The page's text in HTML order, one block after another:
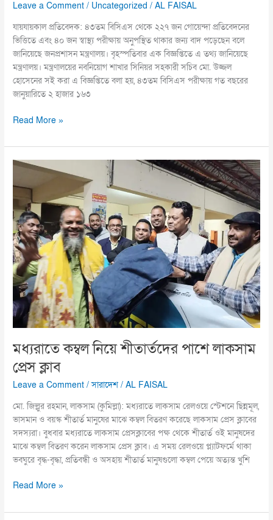
Leave a Comment / Uncategorized /AL FAISAL
যায়যায়কাল প্রতিবেদক: ৪৩তম বিসিএস থেকে ২২৭ জন গোয়েন্দা প্রতিবেদনের
ভিত্তিতে এবং ৪০ জন স্বাস্থ্য পরীক্ষায় অনুপস্থিত থাকার জন্য বাদ পড়েছেন বলে
জানিয়েছে জনপ্রশাসন মন্ত্রণালয়। বৃহস্পতিবার এক বিজ্ঞপ্তিতে এ তথ্য জানিয়েছে
মন্ত্রণালয়। মন্ত্রণালয়ের নবনিয়োগ শাখার সিনিয়র সহকারী সচিব মো. উজ্জল
হোসেনের সই করা এ বিজ্ঞপ্তিতে বলা হয়, ৪৩তম বিসিএস পরীক্ষায় গত বছরের
জানুয়ারিতে ২ হাজার ১৬৩
Read More »
মধ্যরাতে কম্বল নিয়ে শীতার্তদের পাশে লাকসাম
প্রেস ক্লাব
Leave a Comment /সারাদেশ /AL FAISAL
মো. জিল্লুর রহমান, লাকসাম (কুমিল্লা): মধ্যরাতে লাকসাম রেলওয়ে স্টেশনে ছিন্নমূল,
ভাসমান ও বয়স্ক শীতার্ত মানুষের মাঝে কম্বল বিতরণ করেছে লাকসাম প্রেস ক্লাবের
সদস্যরা। বুধবার মধ্যরাতে লাকসাম প্রেসক্লাবের পক্ষ থেকে শীতার্ত ওই মানুষদের
মাঝে কম্বল বিতরণ করেন লাকসাম প্রেস ক্লাব। এ সময় রেলওয়ে প্ল্যাটফর্মে থাকা
ভবঘুরে বৃদ্ধ-বৃদ্ধা, প্রতিবন্ধী ও অসহায় শীতার্ত মানুষগুলো কম্বল পেয়ে অত্যন্ত খুশি
মধ্যরাতে
নিয়ে
শীতার্তদের
পাশে
লাকসাম
প্রেস
ক্লাব
Read More »